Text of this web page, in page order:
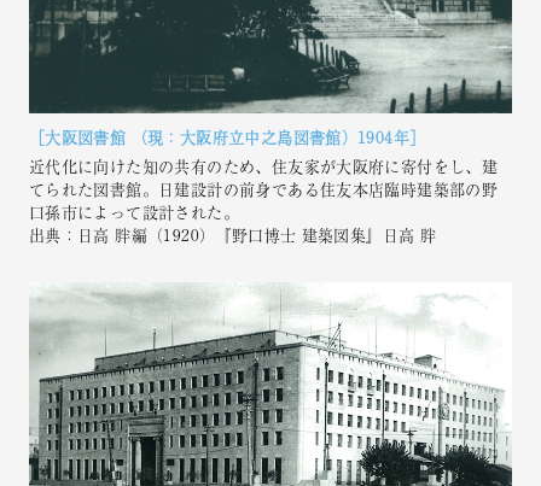
［大阪図書館 （現：大阪府立中之島図書館）1904年］
近代化に向けた知の共有のため、住友家が大阪府に寄付をし、建
てられた図書館。日建設計の前身である住友本店臨時建築部の野
口孫市によって設計された。
出典：日高 胖編（1920）『野口博士 建築図集』日高 胖